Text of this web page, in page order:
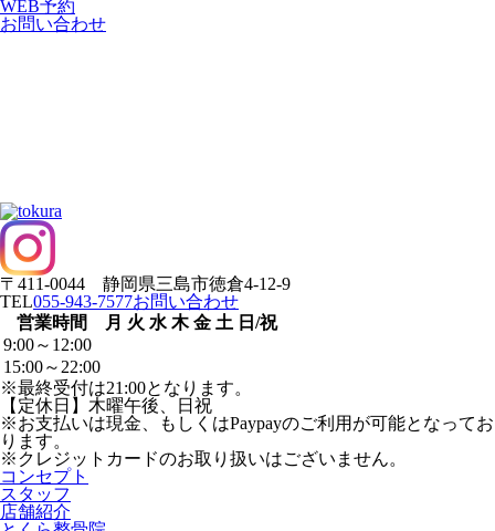
WEB予約
お問い合わせ
〒411-0044 静岡県三島市徳倉4-12-9
TEL055-943-7577お問い合わせ
営業時間
月 火 水 木 金 土 日/祝
9:00～12:00
15:00～22:00
※最終受付は21:00となります。
【定休日】木曜午後、日祝
※お支払いは現金、もしくはPaypayのご利用が可能となってお
ります。
※クレジットカードのお取り扱いはございません。
コンセプト
スタッフ
店舗紹介